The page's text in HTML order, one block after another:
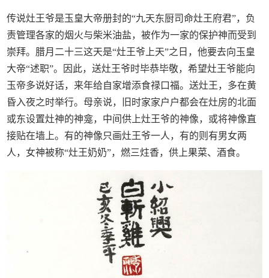
传说灶王爷是玉皇大帝册封的“九天东厨司命灶王府君”，负
责管理各家的烟火与柴米油盐，被作为一家的保护神而受到
崇拜。腊月二十三这天是“灶王爷上天”之日，他要去向玉皇
大帝“述职”。因此，送灶王爷时毕恭毕敬，希望灶王爷能向
玉帝多说好话，来年给自家增添食禄口福。送灶王，多在黄
昏入夜之时举行。母亲说，旧时家家户户都会在灶房的北面
或东设置灶神的神龛，中间供上灶王爷的神像，或将神像直
接贴在墙上。有的神像只画灶王爷一人，有的则有男女两
人，女神被称“灶王奶奶”，燃三炷香，供上果菜、酒食。